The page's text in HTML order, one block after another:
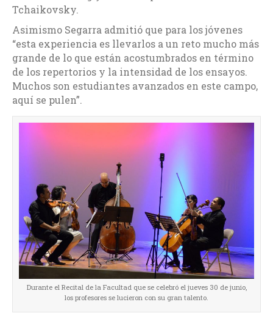
Tchaikovsky.
Asimismo Segarra admitió que para los jóvenes
“esta experiencia es llevarlos a un reto mucho más
grande de lo que están acostumbrados en término
de los repertorios y la intensidad de los ensayos.
Muchos son estudiantes avanzados en este campo,
aquí se pulen”.
Durante el Recital de la Facultad que se celebró el jueves 30 de junio,
los profesores se lucieron con su gran talento.